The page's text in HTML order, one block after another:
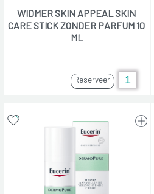
WIDMER SKIN APPEAL SKIN
CARE STICK ZONDER PARFUM 10
ML
Reserveer